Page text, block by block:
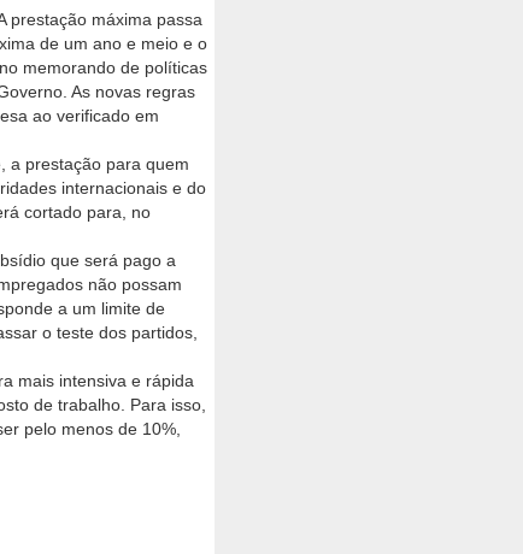
prestação máxima passa
de um ano e meio e o
memorando de políticas
As novas regras
ao verificado em
a prestação para quem
internacionais e do
cortado para, no
que será pago a
não possam
a um limite de
o teste dos partidos,
mais intensiva e rápida
de trabalho. Para isso,
pelo menos de 10%,